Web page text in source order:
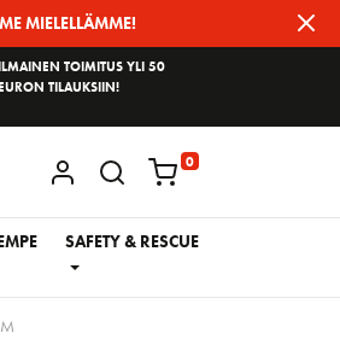
MIELELLÄMME!
TOIMITUS YLI 50
TILAUKSIIN!
KIRJAUDU / REKISTERÖIDY
0
SAFETY & RESCUE